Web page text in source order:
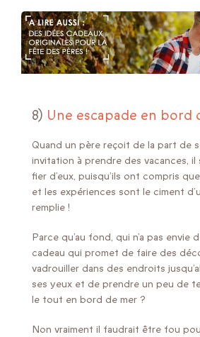
8) Une escapade en bord
Quand un père reçoit de la part de
invitation à prendre des vacances, il
fier d’eux, puisqu’ils ont compris
et les expériences sont le ciment
remplie !
Parce qu’au fond, qui n’a pas envie
cadeau qui promet de faire des
vadrouiller dans des endroits
ses yeux et de prendre un peu de
le tout en bord de mer ?
Non vraiment il faudrait être fou